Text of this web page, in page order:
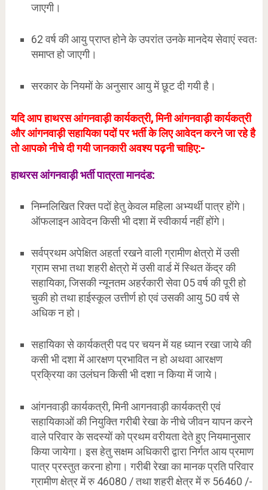
जाएगी।
62 वर्ष की आयु प्राप्त होने के उपरांत उनके मानदेय सेवाएं स्वतः
समाप्त हो जाएगी।
सरकार के नियमों के अनुसार आयु में छूट दी गयी है।
यदि आप हाथरस आंगनवाड़ी कार्यकत्री, मिनी आंगनवाड़ी कार्यकत्री
और आंगनवाड़ी सहायिका पदों पर भर्ती के लिए आवेदन करने जा रहे है
तो आपको नीचे दी गयी जानकारी अवश्य पढ़नी चाहिए:-
हाथरस आंगनवाड़ी भर्ती पात्रता मानदंड:
निम्नलिखित रिक्त पदों हेतु केवल महिला अभ्यर्थी पात्र होंगे।
ऑफलाइन आवेदन किसी भी दशा में स्वीकार्य नहीं होंगे।
सर्वप्रथम अपेक्षित अहर्ता रखने वाली ग्रामीण क्षेत्रो में उसी
ग्राम सभा तथा शहरी क्षेत्रो में उसी वार्ड में स्थित केंद्र की
सहायिका, जिसकी न्यूनतम अहर्रकारी सेवा 05 वर्ष की पूरी हो
चुकी हो तथा हाईस्कूल उत्तीर्ण हो एवं उसकी आयु 50 वर्ष से
अधिक न हो।
सहायिका से कार्यकत्री पद पर चयन में यह ध्यान रखा जाये की
कसी भी दशा में आरक्षण प्रभावित न हो अथवा आरक्षण
प्रक्रिया का उलंघन किसी भी दशा न किया में जाये।
आंगनवाड़ी कार्यकत्री, मिनी आगनवाड़ी कार्यकत्री एवं
सहायिकाओं की नियुक्ति गरीबी रेखा के नीचे जीवन यापन करने
वाले परिवार के सदस्यों को प्रथम वरीयता देते हुए नियमानुसार
किया जायेगा। इस हेतु सक्षम अधिकारी द्वारा निर्गत आय प्रमाण
पात्र प्रस्तुत करना होगा। गरीबी रेखा का मानक प्रति परिवार
ग्रामीण क्षेत्र में रु 46080 / तथा शहरी क्षेत्र में रु 56460 /-